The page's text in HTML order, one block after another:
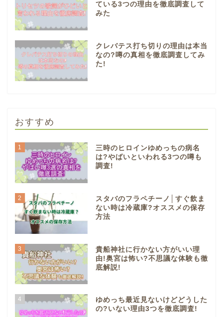
ている3つの理由を徹底調査して
みた
クレバテス打ち切りの理由は本当
なの?噂の真相を徹底調査してみ
た!
おすすめ
1
三時のヒロインゆめっちの病名
は?やばいといわれる3つの噂も
調査!
2
スタバのフラペチーノ│すぐ飲ま
ない時は冷蔵庫?オススメの保存
方法
3
貴船神社に行かない方がいい理
由!奥宮は怖い?不思議な体験も徹
底解説!
4
ゆめっち最近見ないけどどうした
の?いない理由3つを徹底調査!